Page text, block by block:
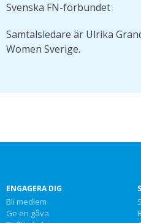
Svenska FN-förbundet
Samtalsledare är Ulrika
Women Sverige.
ENGAGERA DIG
Bli medlem
Ge en gåva